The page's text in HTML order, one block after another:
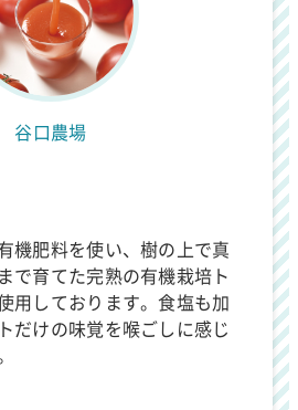
谷口農場
機肥料を使い、樹の上で真
で育てた完熟の有機栽培ト
用しております。食塩も加
だけの味覚を喉ごしに感じ